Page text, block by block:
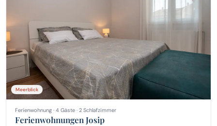
Meerblick
Ferienwohnung · 4 Gäste · 2 Schlafzimmer
Ferienwohnungen Josip